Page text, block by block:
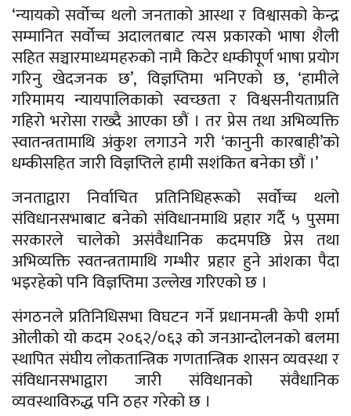
‘न्यायको सर्वोच्च थलो जनताको आस्था र विश्वासको केन्द्र
सम्मानित सर्वोच्च अदालतबाट त्यस प्रकारको भाषा शैली
सहित सञ्चारमाध्यमहरुको नामै किटेर धम्कीपूर्ण भाषा प्रयोग
गरिनु खेदजनक छ’, विज्ञप्तिमा भनिएको छ, ‘हामीले
गरिमामय न्यायपालिकाको स्वच्छता र विश्वसनीयताप्रति
गहिरो भरोसा राख्दै आएका छौं । तर प्रेस तथा अभिव्यक्ति
स्वातन्त्रतामाथि अंकुश लगाउने गरी ‘कानुनी कारबाही’को
धम्कीसहित जारी विज्ञप्तिले हामी सशंकित बनेका छौं ।’
जनताद्वारा निर्वाचित प्रतिनिधिहरूको सर्वोच्च थलो
संविधानसभाबाट बनेको संविधानमाथि प्रहार गर्दै ५ पुसमा
सरकारले चालेको असंवैधानिक कदमपछि प्रेस तथा
अभिव्यक्ति स्वतन्त्रतामाथि गम्भीर प्रहार हुने आंशका पैदा
भइरहेको पनि विज्ञप्तिमा उल्लेख गरिएको छ ।
संगठनले प्रतिनिधिसभा विघटन गर्ने प्रधानमन्त्री केपी शर्मा
ओलीको यो कदम २०६२/०६३ को जनआन्दोलनको बलमा
स्थापित संघीय लोकतान्त्रिक गणतान्त्रिक शासन व्यवस्था र
संविधानसभाद्वारा जारी संविधानको संवैधानिक
व्यवस्थाविरुद्ध पनि ठहर गरेको छ ।